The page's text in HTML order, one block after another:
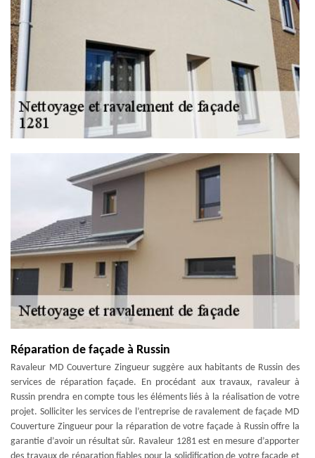
Réparation de façade à Russin
Ravaleur MD Couverture Zingueur suggère aux habitants de Russin des
services de réparation façade. En procédant aux travaux, ravaleur à
Russin prendra en compte tous les éléments liés à la réalisation de votre
projet. Solliciter les services de l’entreprise de ravalement de façade MD
Couverture Zingueur pour la réparation de votre façade à Russin offre la
garantie d’avoir un résultat sûr. Ravaleur 1281 est en mesure d’apporter